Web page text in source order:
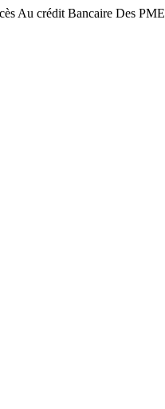
Au crédit Bancaire Des